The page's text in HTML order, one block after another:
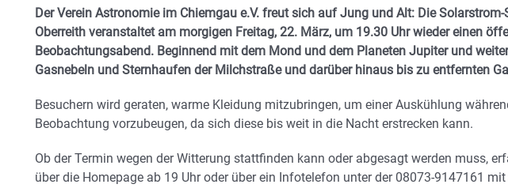
Der Verein Astronomie im Chiemgau e.V. freut sich auf Jung und Alt: Die
Oberreith veranstaltet am morgigen Freitag, 22. März, um 19.30 Uhr wieder einen
Beobachtungsabend. Beginnend mit dem Mond und dem Planeten Jupiter und
Gasnebeln und Sternhaufen der Milchstraße und darüber hinaus bis zu entfernten
Besuchern wird geraten, warme Kleidung mitzubringen, um einer Auskühlung
Beobachtung vorzubeugen, da sich diese bis weit in die Nacht erstrecken kann.
Ob der Termin wegen der Witterung stattfinden kann oder abgesagt werden muss,
über die Homepage ab 19 Uhr oder über ein Infotelefon unter der 08073-9147161